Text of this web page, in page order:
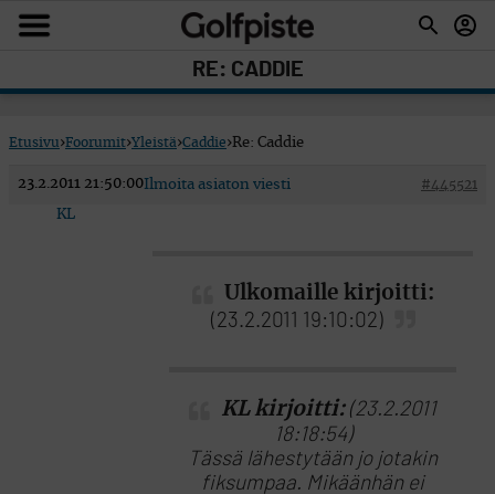
RE: CADDIE
Etusivu›Foorumit›Yleistä›Caddie›Re: Caddie
23.2.2011 21:50:00 #445521
Ilmoita asiaton viesti
KL
Ulkomaille kirjoitti:
(23.2.2011 19:10:02)
KL kirjoitti:(23.2.2011
18:18:54)
Tässä lähestytään jo jotakin
fiksumpaa. Mikäänhän ei